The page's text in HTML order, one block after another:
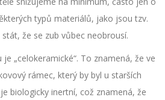
typů materiálů, jako jsou tzv.
že se zub vůbec neobrousí.
„celokeramické“. To znamená, že ve
rámec, který by byl u starších
biologicky inertní, což znamená, že